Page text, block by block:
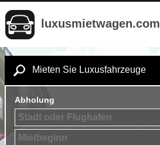
luxusmietwagen.com
Mieten Sie Luxusfahrzeuge
Abholung